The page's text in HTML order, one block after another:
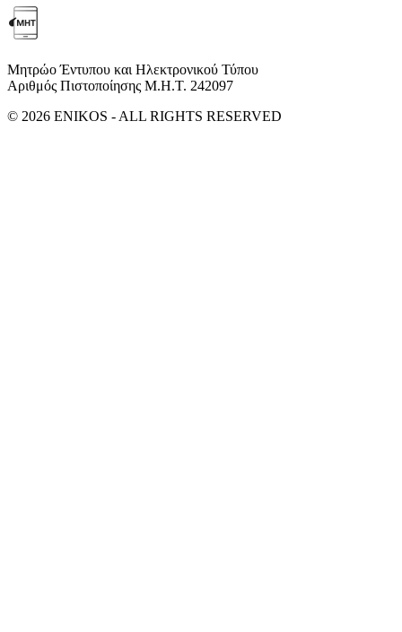
Μητρώο Έντυπου και Ηλεκτρονικού Τύπου
Αριθμός Πιστοποίησης Μ.Η.Τ. 242097
© 2026 ENIKOS - ALL RIGHTS RESERVED